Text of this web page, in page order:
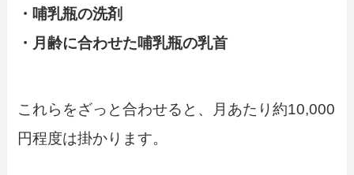
・哺乳瓶の洗剤
・月齢に合わせた哺乳瓶の乳首
これらをざっと合わせると、月あたり約10,000
円程度は掛かります。